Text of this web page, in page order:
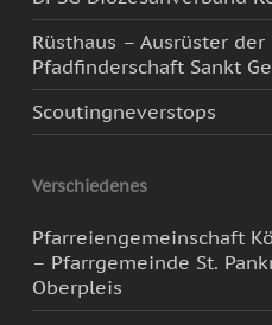
Rüsthaus – Ausrüster der
Pfadfinderschaft Sankt
Scoutingneverstops
Verschiedenes
Pfarreiengemeinschaft
– Pfarrgemeinde St.
Oberpleis